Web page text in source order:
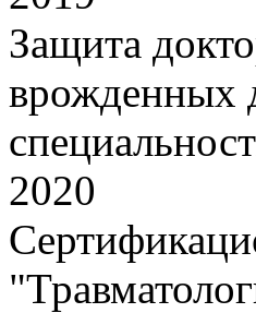
Защита
врожденных
2020